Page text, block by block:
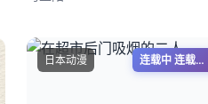
日本动漫 连载中 连载到5集